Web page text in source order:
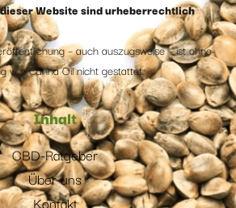
Website sind urheberrechtlich
– auch auszugsweise – ist ohne
von Canna Oil nicht gestattet.
Inhalt
CBD-Ratgeber
Über uns
Kontakt